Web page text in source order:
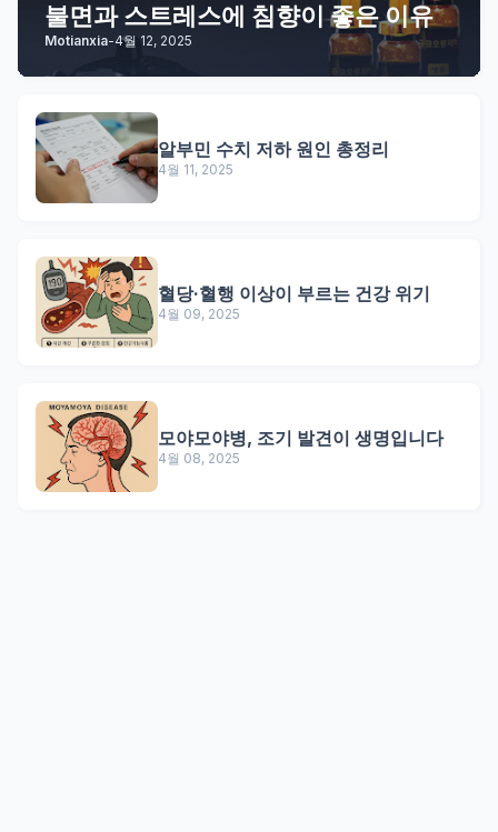
불면과 스트레스에 침향이 좋은 이유
Motianxia-4월 12, 2025
알부민 수치 저하 원인 총정리
4월 11, 2025
혈당·혈행 이상이 부르는 건강 위기
4월 09, 2025
모야모야병, 조기 발견이 생명입니다
4월 08, 2025